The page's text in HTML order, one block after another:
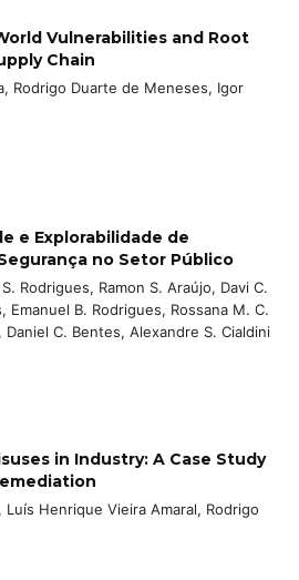
Vulnerabilities and Root
Chain
Rodrigo Duarte de Meneses, Igor
e Explorabilidade de
no Setor Público
Rodrigues, Ramon S. Araújo, Davi C.
Emanuel B. Rodrigues, Rossana M. C.
Daniel C. Bentes, Alexandre S. Cialdini
in Industry: A Case Study
Henrique Vieira Amaral, Rodrigo